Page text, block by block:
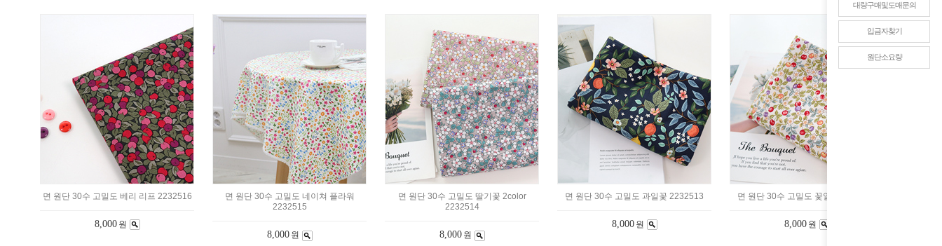
대량구매및도매문의
입금자찾기
원단소요량
면 원단 30수 고밀도 베리 리프 2232516
8,000 원
면 원단 30수 고밀도 네이쳐 플라워
2232515
8,000 원
면 원단 30수 고밀도 딸기꽃 2color
2232514
8,000 원
면 원단 30수 고밀도 과일꽃 2232513
8,000 원
면 원단 30수 고밀도 꽃열매 2232511
8,000 원